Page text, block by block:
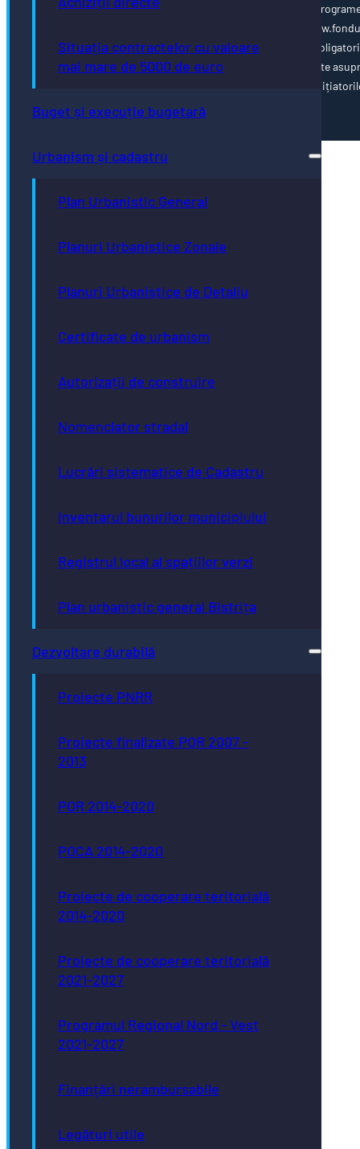
Situația contractelor cu valoare
mai mare de 5000 de euro
Buget și execuție bugetară
Urbanism și cadastru
Plan Urbanistic General
Planuri Urbanistice Zonale
Planuri Urbanistice de Detaliu
Certificate de urbanism
Autorizații de construire
Nomenclator stradal
Lucrări sistematice de Cadastru
Inventarul bunurilor municipiului
Registrul local al spațiilor verzi
Plan urbanistic general Bistrița
Dezvoltare durabilă
Proiecte PNRR
Proiecte finalizate POR 2007 -
2013
POR 2014-2020
POCA 2014-2020
Proiecte de cooperare teritorială
2014-2020
Proiecte de cooperare teritorială
2021-2027
Programul Regional Nord - Vest
2021-2027
Finanțări nerambursabile
Legături utile
www.poca.ro Pentru informații detaliate despre celelalte
cofinanțate de Uniunea Europeană, vă invităm să vizitați
ue.ro Conținutul acestei pagini web nu reprezintă în mod
poziția oficială a Uniunii Europene. Întreaga responsabilitate
corectitudinii și coerenței informațiilor prezentate revine
paginii web.